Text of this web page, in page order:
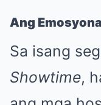
Ang
Sa isang
Showtime,